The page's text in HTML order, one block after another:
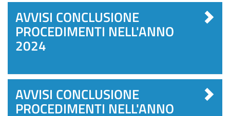
AVVISI CONCLUSIONE
PROCEDIMENTI NELL'ANNO
2024
AVVISI CONCLUSIONE
PROCEDIMENTI NELL'ANNO